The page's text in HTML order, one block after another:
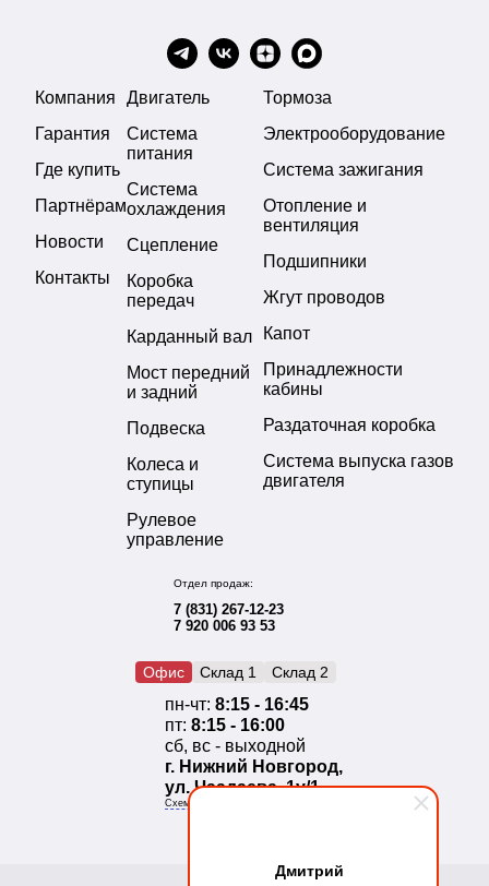
Дмитрий
Компания
Гарантия
Где купить
Партнёрам
Новости
Контакты
Двигатель
Система
питания
Система
охлаждения
Сцепление
Коробка
передач
Карданный вал
Мост передний
и задний
Подвеска
Колеса и
ступицы
Рулевое
управление
Тормоза
Электрооборудование
Система зажигания
Отопление и
вентиляция
Подшипники
Жгут проводов
Капот
Принадлежности
кабины
Раздаточная коробка
Система выпуска газов
двигателя
Отдел продаж:
7 (831) 267-12-23
7 920 006 93 53
Офис Склад 1 Склад 2
пн-чт: 8:15 - 16:45
пт: 8:15 - 16:00
сб, вс - выходной
г. Нижний Новгород,
ул. Чаадаева, 1у/1
Схема проезда